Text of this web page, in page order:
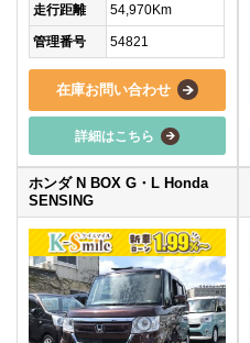
走行距離 54,970Km
管理番号 54821
在庫お問い合わせ
詳細はこちら
ホンダ N BOX G・L Honda
SENSING